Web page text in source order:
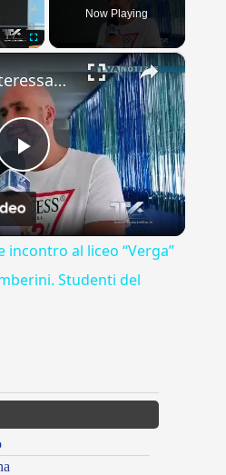
Now Playing
×
Play
Video
Adrano. Interessante incontro al liceo “Verga” con il prof. Fabio Gamberini. Studenti del Linguistic
al liceo “Verga”
Studenti del